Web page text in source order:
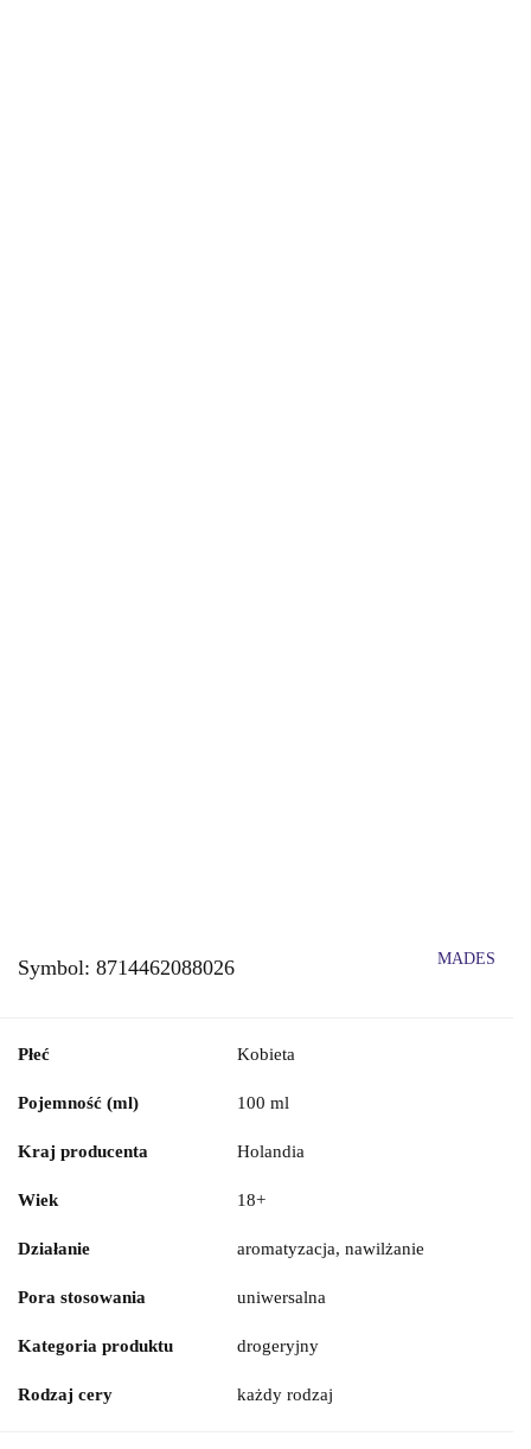
Symbol: 8714462088026 MADES
Płeć Kobieta
Pojemność (ml) 100 ml
Kraj producenta Holandia
Wiek 18+
Działanie aromatyzacja, nawilżanie
Pora stosowania uniwersalna
Kategoria produktu drogeryjny
Rodzaj cery każdy rodzaj